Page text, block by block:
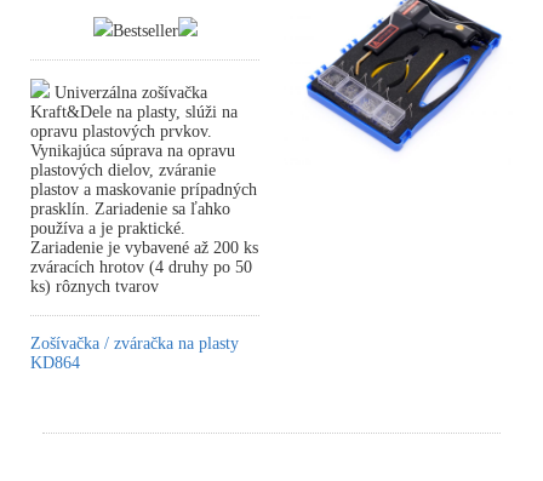
Bestseller
Univerzálna zošívačka
Kraft&Dele na plasty, slúži na
opravu plastových prvkov.
Vynikajúca súprava na opravu
plastových dielov, zváranie
plastov a maskovanie prípadných
prasklín. Zariadenie sa ľahko
používa a je praktické.
Zariadenie je vybavené až 200 ks
zváracích hrotov (4 druhy po 50
ks) rôznych tvarov
Zošívačka / zváračka na plasty
KD864